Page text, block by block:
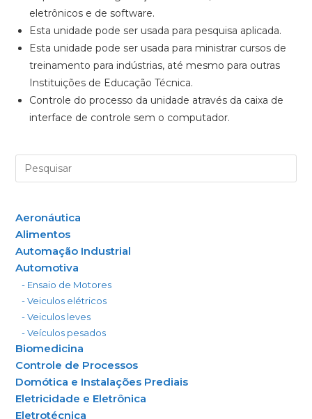
eletrônicos e de software.
Esta unidade pode ser usada para pesquisa aplicada.
Esta unidade pode ser usada para ministrar cursos de
treinamento para indústrias, até mesmo para outras
Instituições de Educação Técnica.
Controle do processo da unidade através da caixa de
interface de controle sem o computador.
Aeronáutica
Alimentos
Automação Industrial
Automotiva
- Ensaio de Motores
- Veiculos elétricos
- Veiculos leves
- Veículos pesados
Biomedicina
Controle de Processos
Domótica e Instalações Prediais
Eletricidade e Eletrônica
Eletrotécnica